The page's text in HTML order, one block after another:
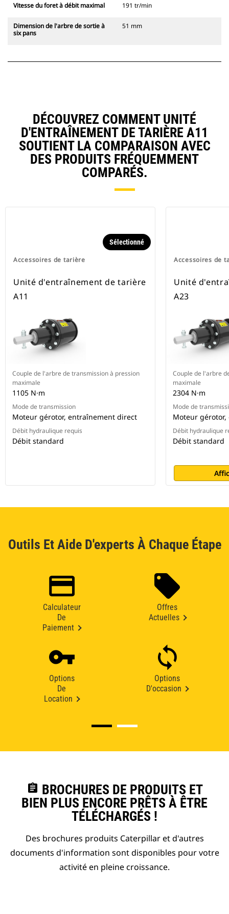
Vitesse du foret à débit maximal 191 tr/min
Dimension de l'arbre de sortie à
six pans
51 mm
DÉCOUVREZ COMMENT UNITÉ
D'ENTRAÎNEMENT DE TARIÈRE A11
SOUTIENT LA COMPARAISON AVEC
DES PRODUITS FRÉQUEMMENT
COMPARÉS.
Accessoires de tarière
Sélectionné
Unité d'entraînement de tarière
A11
Couple de l'arbre de transmission à pression
maximale
1105 N·m
Mode de transmission
Moteur gérotor, entraînement direct
Débit hydraulique requis
Débit standard
Accessoires de
Unité
A23
Couple de l'arbre
maximale
2304 N·m
Mode de
Moteur
Débit hydraulique
Débit standard
Outils Et Aide D'experts À Chaque Étape
Calculateur
De
Paiement
Offres
Actuelles
Options
De
Location
Options
D'occasion
assignment BROCHURES DE PRODUITS ET
BIEN PLUS ENCORE PRÊTS À ÊTRE
TÉLÉCHARGÉS !
Des brochures produits Caterpillar et d'autres
documents d'information sont disponibles pour votre
activité en pleine croissance.